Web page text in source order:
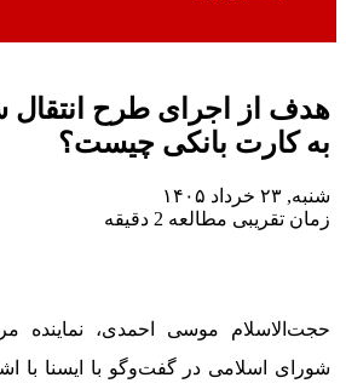
هدف از اجرای طرح
به کارت بانکی چیست؟
شنبه, ۲۳ خرداد ۱۴۰۵
زمان تقریبی مطالعه 2 دقیقه
حجت‌الاسلام موسی احمدی، نماینده
شورای اسلامی در گفت‌وگو با ایسنا با